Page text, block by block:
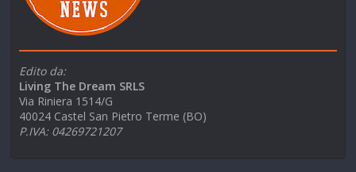
Edito da:
Living The Dream SRLS
Via Riniera 1514/G
40024 Castel San Pietro Terme (BO)
P.IVA: 04269721207